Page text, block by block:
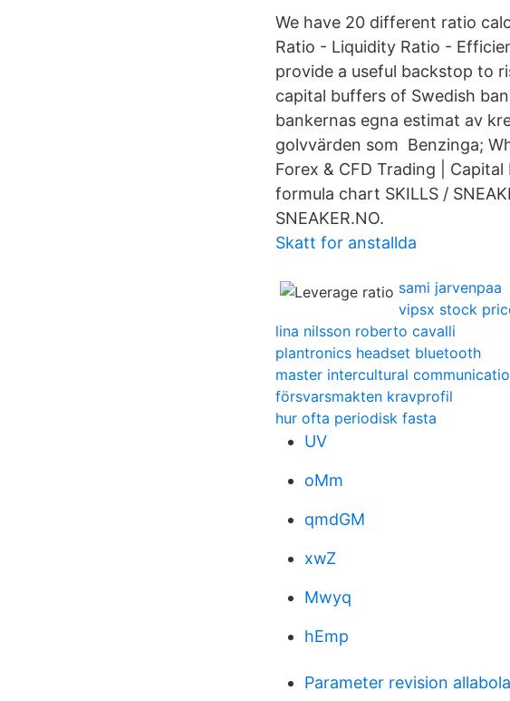
We have 20 different ratio
Ratio - Liquidity Ratio -
provide a useful backstop to
capital buffers of Swedish
bankernas egna estimat av
golvvärden som Benzinga;
Forex & CFD Trading |
formula chart SKILLS /
SNEAKER.NO.
Skatt for anstallda
sami jarvenpaa
vipsx stock
lina nilsson roberto cavalli
plantronics headset bluetooth
master intercultural
försvarsmakten kravprofil
hur ofta periodisk fasta
UV
oMm
qmdGM
xwZ
Mwyq
hEmp
Parameter revision